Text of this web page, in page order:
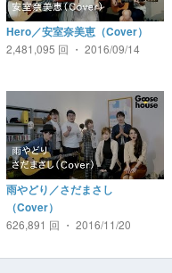
Hero／安室奈美恵（Cover）
2,481,095 回 ・ 2016/09/14
雨やどり／さだまさし
（Cover）
626,891 回 ・ 2016/11/20